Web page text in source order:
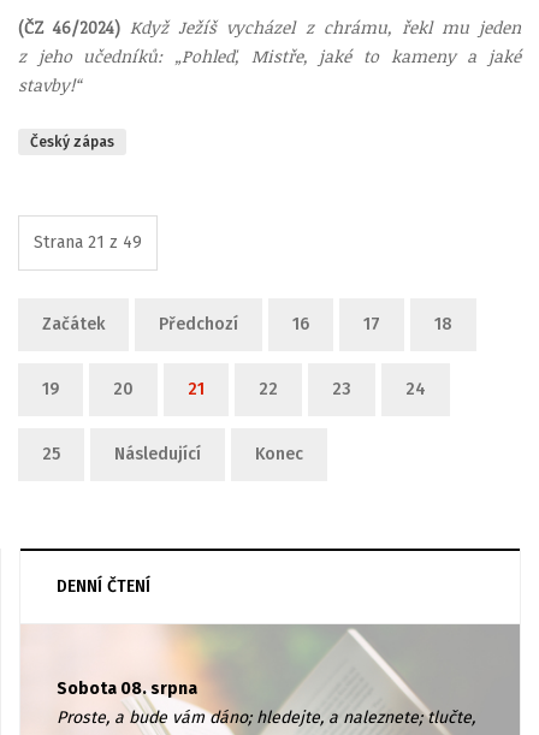
(ČZ 46/2024) Když Ježíš vycházel z chrámu, řekl mu jeden
z jeho učedníků: „Pohleď, Mistře, jaké to kameny a jaké
stavby!“
Český zápas
Strana 21 z 49
Začátek Předchozí 16 17 18
19 20 21 22 23 24
25 Následující Konec
DENNÍ ČTENÍ
Sobota 08. srpna
Proste, a bude vám dáno; hledejte, a naleznete; tlučte,